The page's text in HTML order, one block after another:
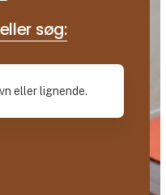
søg: